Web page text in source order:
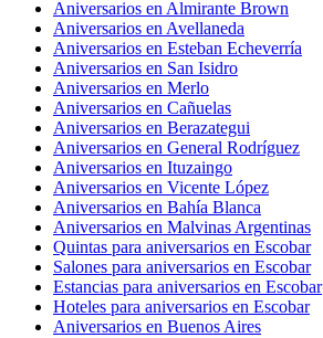
Aniversarios en Almirante Brown
Aniversarios en Avellaneda
Aniversarios en Esteban Echeverría
Aniversarios en San Isidro
Aniversarios en Merlo
Aniversarios en Cañuelas
Aniversarios en Berazategui
Aniversarios en General Rodríguez
Aniversarios en Ituzaingo
Aniversarios en Vicente López
Aniversarios en Bahía Blanca
Aniversarios en Malvinas Argentinas
Quintas para aniversarios en Escobar
Salones para aniversarios en Escobar
Estancias para aniversarios en Escobar
Hoteles para aniversarios en Escobar
Aniversarios en Buenos Aires